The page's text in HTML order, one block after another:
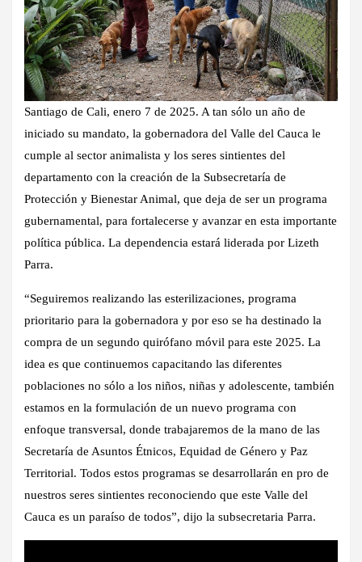
Santiago de Cali, enero 7 de 2025. A tan sólo un año de
iniciado su mandato, la gobernadora del Valle del Cauca le
cumple al sector animalista y los seres sintientes del
departamento con la creación de la Subsecretaría de
Protección y Bienestar Animal, que deja de ser un programa
gubernamental, para fortalecerse y avanzar en esta importante
política pública. La dependencia estará liderada por Lizeth
Parra.
“Seguiremos realizando las esterilizaciones, programa
prioritario para la gobernadora y por eso se ha destinado la
compra de un segundo quirófano móvil para este 2025. La
idea es que continuemos capacitando las diferentes
poblaciones no sólo a los niños, niñas y adolescente, también
estamos en la formulación de un nuevo programa con
enfoque transversal, donde trabajaremos de la mano de las
Secretaría de Asuntos Étnicos, Equidad de Género y Paz
Territorial. Todos estos programas se desarrollarán en pro de
nuestros seres sintientes reconociendo que este Valle del
Cauca es un paraíso de todos”, dijo la subsecretaria Parra.